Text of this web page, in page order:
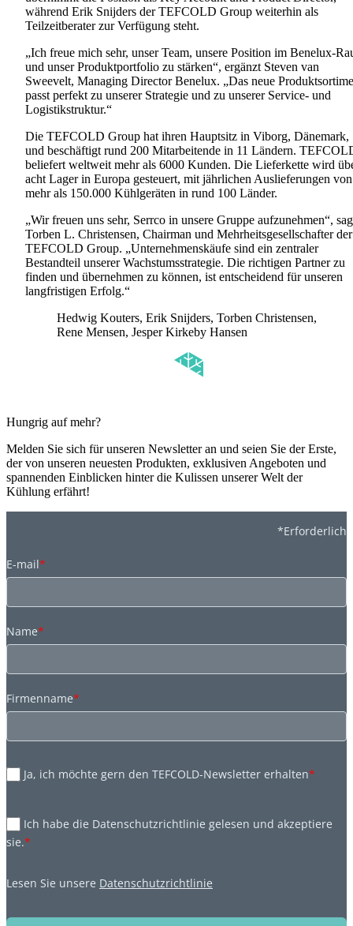
während Erik Snijders der TEFCOLD Group weiterhin als
Teilzeitberater zur Verfügung steht.
„Ich freue mich sehr, unser Team, unsere Position im Benelux-
und unser Produktportfolio zu stärken“, ergänzt Steven van
Sweevelt, Managing Director Benelux. „Das neue
passt perfekt zu unserer Strategie und zu unserer Service- und
Logistikstruktur.“
Die TEFCOLD Group hat ihren Hauptsitz in Viborg, Dänemark,
und beschäftigt rund 200 Mitarbeitende in 11 Ländern.
beliefert weltweit mehr als 6000 Kunden. Die Lieferkette wird
acht Lager in Europa gesteuert, mit jährlichen Auslieferungen von
mehr als 150.000 Kühlgeräten in rund 100 Länder.
„Wir freuen uns sehr, Serrco in unsere Gruppe aufzunehmen“,
Torben L. Christensen, Chairman und Mehrheitsgesellschafter der
TEFCOLD Group. „Unternehmenskäufe sind ein zentraler
Bestandteil unserer Wachstumsstrategie. Die richtigen Partner zu
finden und übernehmen zu können, ist entscheidend für unseren
langfristigen Erfolg.“
Hedwig Kouters, Erik Snijders, Torben Christensen,
Rene Mensen, Jesper Kirkeby Hansen
Hungrig auf mehr?
Melden Sie sich für unseren Newsletter an und seien Sie der Erste,
der von unseren neuesten Produkten, exklusiven Angeboten und
spannenden Einblicken hinter die Kulissen unserer Welt der
Kühlung erfährt!
*Erforderlich
E-mail*
Name*
Firmenname*
Ja, ich möchte gern den TEFCOLD-Newsletter erhalten*
Ich habe die Datenschutzrichtlinie gelesen und akzeptiere
sie.*
Lesen Sie unsere Datenschutzrichtlinie